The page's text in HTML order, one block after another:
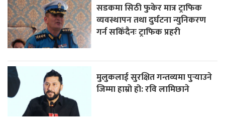
सडकमा सिठी फुकेर मात्र ट्राफिक
व्यवस्थापन तथा दुर्घटना न्युनिकरण
गर्न सकिँदैनः ट्राफिक प्रहरी
मुलुकलाई सुरक्षित गन्तव्यमा पुर्‍याउने
जिम्मा हाम्रो हो: रवि लामिछाने